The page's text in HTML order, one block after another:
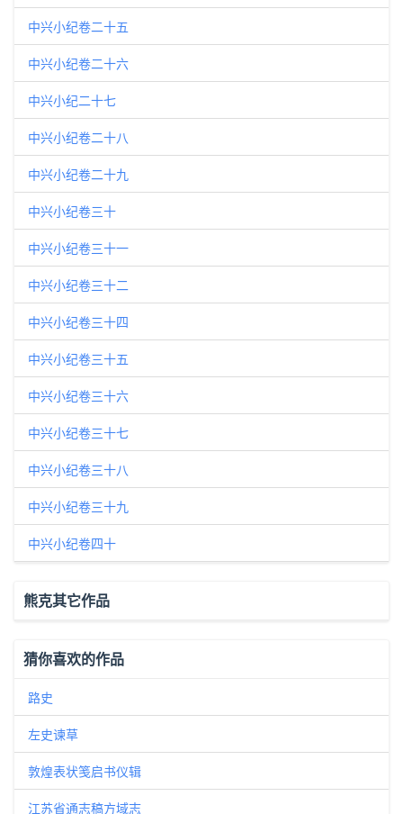
中兴小纪卷二十五
中兴小纪卷二十六
中兴小纪二十七
中兴小纪卷二十八
中兴小纪卷二十九
中兴小纪卷三十
中兴小纪卷三十一
中兴小纪卷三十二
中兴小纪卷三十四
中兴小纪卷三十五
中兴小纪卷三十六
中兴小纪卷三十七
中兴小纪卷三十八
中兴小纪卷三十九
中兴小纪卷四十
熊克其它作品
猜你喜欢的作品
路史
左史谏草
敦煌表状笺启书仪辑
江苏省通志稿方域志